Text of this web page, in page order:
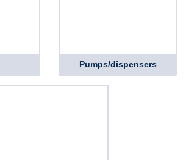
Pumps/dispensers